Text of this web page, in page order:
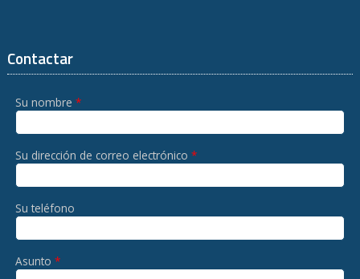
Contactar
Su nombre *
Su dirección de correo electrónico *
Su teléfono
Asunto *